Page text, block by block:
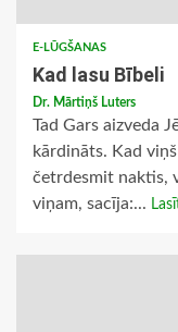
E-LŪGŠANAS
Kad lasu Bībeli
Dr. Mārtiņš Luters
Tad Gars aizveda
kārdināts. Kad
četrdesmit naktis,
viņam, sacīja:...